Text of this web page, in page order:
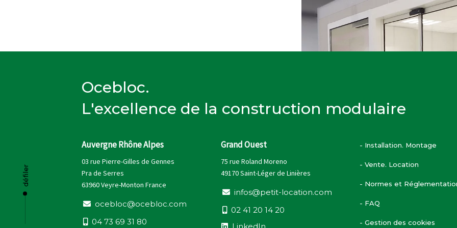
défiler
Ocebloc.
L'excellence de la construction modulaire
Auvergne Rhône Alpes
03 rue Pierre-Gilles de Gennes
Pra de Serres
63960 Veyre-Monton France
ocebloc@ocebloc.com
04 73 69 31 80
Grand Ouest
75 rue Roland Moreno
49170 Saint-Léger de Linières
infos@petit-location.com
02 41 20 14 20
- Installation. Montage
- Vente. Location
- Normes et
- FAQ
- Gestion des cookies